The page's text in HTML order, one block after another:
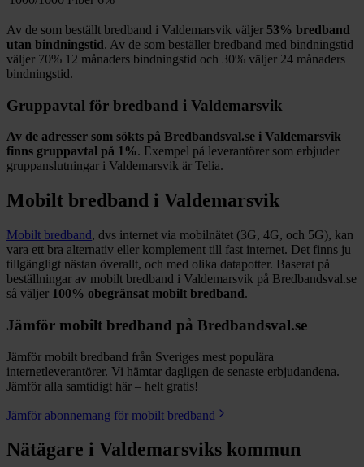
Av de som beställt bredband i Valdemarsvik väljer 53% bredband
utan bindningstid. Av de som beställer bredband med bindningstid
väljer 70% 12 månaders bindningstid och 30% väljer 24 månaders
bindningstid.
Gruppavtal för bredband i Valdemarsvik
Av de adresser som sökts på Bredbandsval.se i Valdemarsvik
finns gruppavtal på 1%. Exempel på leverantörer som erbjuder
gruppanslutningar i Valdemarsvik är Telia.
Mobilt bredband i Valdemarsvik
Mobilt bredband, dvs internet via mobilnätet (3G, 4G, och 5G), kan
vara ett bra alternativ eller komplement till fast internet. Det finns ju
tillgängligt nästan överallt, och med olika datapotter. Baserat på
beställningar av mobilt bredband i Valdemarsvik på Bredbandsval.se
så väljer 100% obegränsat mobilt bredband.
Jämför mobilt bredband på Bredbandsval.se
Jämför mobilt bredband från Sveriges mest populära
internetleverantörer. Vi hämtar dagligen de senaste erbjudandena.
Jämför alla samtidigt här – helt gratis!
Jämför abonnemang för mobilt bredband
Nätägare i Valdemarsviks kommun